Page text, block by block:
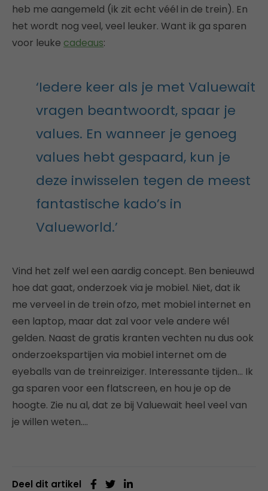
heb me aangemeld (ik zit echt véél in de trein). En
het wordt nog veel, veel leuker. Want ik ga sparen
voor leuke cadeaus:
‘Iedere keer als je met Valuewait
vragen beantwoordt, spaar je
values. En wanneer je genoeg
values hebt gespaard, kun je
deze inwisselen tegen de meest
fantastische kado’s in
Valueworld.’
Vind het zelf wel een aardig concept. Ben benieuwd
hoe dat gaat, onderzoek via je mobiel. Niet, dat ik
me verveel in de trein ofzo, met mobiel internet en
een laptop, maar dat zal voor vele andere wél
gelden. Naast de gratis kranten vechten nu dus ook
onderzoekspartijen via mobiel internet om de
eyeballs van de treinreiziger. Interessante tijden… Ik
ga sparen voor een flatscreen, en hou je op de
hoogte. Zie nu al, dat ze bij Valuewait heel veel van
je willen weten….
Deel dit artikel